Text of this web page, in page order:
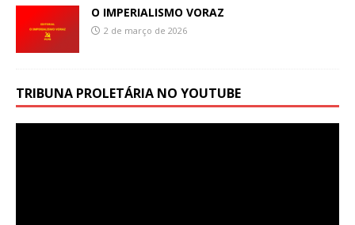
O IMPERIALISMO VORAZ
2 de março de 2026
TRIBUNA PROLETÁRIA NO YOUTUBE